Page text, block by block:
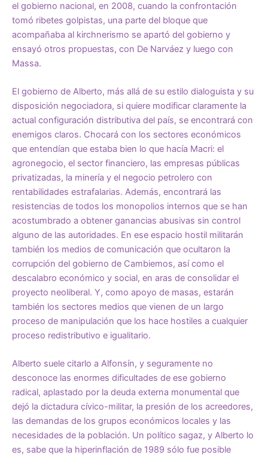
el gobierno nacional, en 2008, cuando la confrontación
tomó ribetes golpistas, una parte del bloque que
acompañaba al kirchnerismo se apartó del gobierno y
ensayó otros propuestas, con De Narváez y luego con
Massa.
El gobierno de Alberto, más allá de su estilo dialoguista y su
disposición negociadora, si quiere modificar claramente la
actual configuración distributiva del país, se encontrará con
enemigos claros. Chocará con los sectores económicos
que entendían que estaba bien lo que hacía Macri: el
agronegocio, el sector financiero, las empresas públicas
privatizadas, la minería y el negocio petrolero con
rentabilidades estrafalarias. Además, encontrará las
resistencias de todos los monopolios internos que se han
acostumbrado a obtener ganancias abusivas sin control
alguno de las autoridades. En ese espacio hostil militarán
también los medios de comunicación que ocultaron la
corrupción del gobierno de Cambiemos, así como el
descalabro económico y social, en aras de consolidar el
proyecto neoliberal. Y, como apoyo de masas, estarán
también los sectores medios que vienen de un largo
proceso de manipulación que los hace hostiles a cualquier
proceso redistributivo e igualitario.
Alberto suele citarlo a Alfonsín, y seguramente no
desconoce las enormes dificultades de ese gobierno
radical, aplastado por la deuda externa monumental que
dejó la dictadura cívico-militar, la presión de los acreedores,
las demandas de los grupos económicos locales y las
necesidades de la población. Un político sagaz, y Alberto lo
es, sabe que la hiperinflación de 1989 sólo fue posible